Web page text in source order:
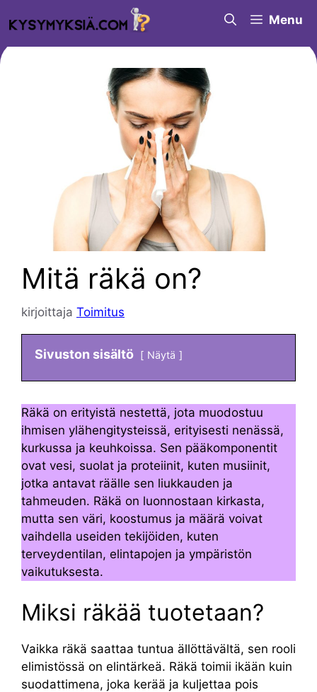
sisältöön
Menu
Mitä räkä on?
kirjoittaja Toimitus
Sivuston sisältö Näytä
Räkä on erityistä nestettä, jota muodostuu
ihmisen ylähengitysteissä, erityisesti nenässä,
kurkussa ja keuhkoissa. Sen pääkomponentit
ovat vesi, suolat ja proteiinit, kuten musiinit,
jotka antavat räälle sen liukkauden ja
tahmeuden. Räkä on luonnostaan kirkasta,
mutta sen väri, koostumus ja määrä voivat
vaihdella useiden tekijöiden, kuten
terveydentilan, elintapojen ja ympäristön
vaikutuksesta.
Miksi räkää tuotetaan?
Vaikka räkä saattaa tuntua ällöttävältä, sen rooli
elimistössä on elintärkeä. Räkä toimii ikään kuin
suodattimena, joka kerää ja kuljettaa pois